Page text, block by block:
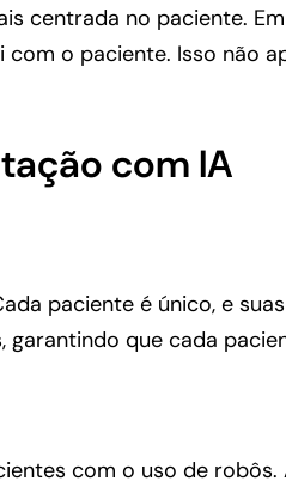
centrada no paciente.
o paciente. Isso não
com IA
paciente é único, e
que cada
com o uso de